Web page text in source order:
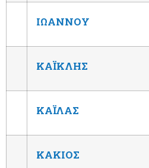
ΙΩΑΝΝΟΥ
ΚΑΪΚΛΗΣ
ΚΑΪΛΑΣ
ΚΑΚΙΟΣ